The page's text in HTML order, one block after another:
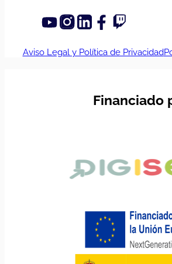
Aviso Legal y Política de Privacidad
Financiado